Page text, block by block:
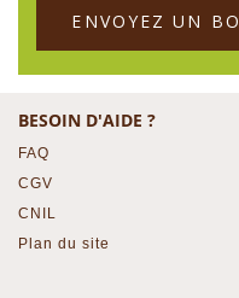
ENVOYEZ UN
BESOIN D'AIDE ?
FAQ
CGV
CNIL
Plan du site